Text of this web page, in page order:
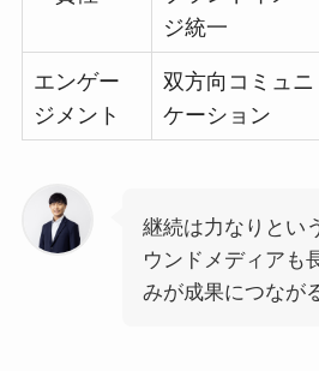
ジ統一
エンゲー
ジメント
双方向コミュニ
ケーション
継続は力なりとい
ウンドメディアも
みが成果につなが